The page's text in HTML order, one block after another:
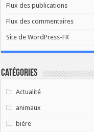
Flux des publications
Flux des commentaires
Site de WordPress-FR
Catégories
Actualité
animaux
bière